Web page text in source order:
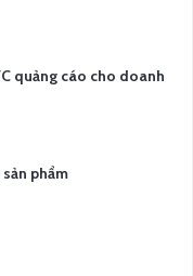
quảng cáo cho doanh
phẩm